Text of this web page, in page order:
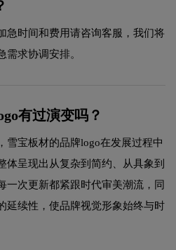
急时间和费用请咨询客服，我们将
需求协调安排。
有过演变吗？
雪宝板材的品牌logo在发展过程中
体呈现出从复杂到简约、从具象到
一次更新都紧跟时代审美潮流，同
延续性，使品牌视觉形象始终与时